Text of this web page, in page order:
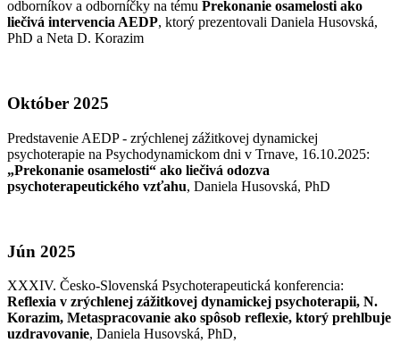
odborníkov a odborníčky na tému Prekonanie osamelosti ako
liečivá intervencia AEDP, ktorý prezentovali Daniela Husovská,
PhD a Neta D. Korazim
Október 2025
Predstavenie AEDP - zrýchlenej zážitkovej dynamickej
psychoterapie na Psychodynamickom dni v Trnave, 16.10.2025:
„Prekonanie osamelosti“ ako liečivá odozva
psychoterapeutického vzťahu, Daniela Husovská, PhD
Jún 2025
XXXIV. Česko-Slovenská Psychoterapeutická konferencia:
Reflexia v zrýchlenej zážitkovej dynamickej psychoterapii, N.
Korazim, Metaspracovanie ako spôsob reflexie, ktorý prehlbuje
uzdravovanie, Daniela Husovská, PhD,